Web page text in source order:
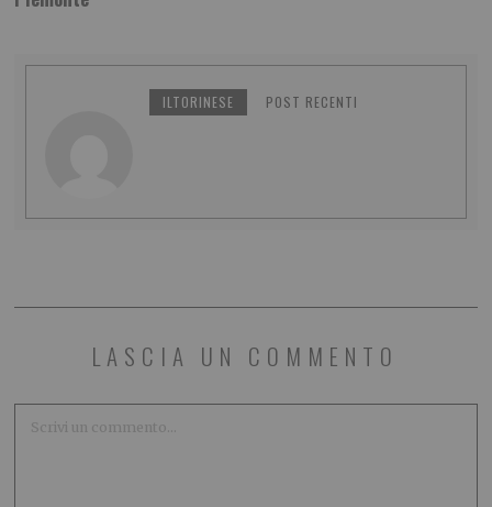
ILTORINESE POST RECENTI
LASCIA UN COMMENTO